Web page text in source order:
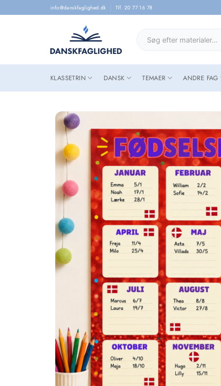
info@danskfaglighed.dk Tlf. 20 77 16 78
efter:
KLASSETRIN DANSK TEMAER ANDRE FAG